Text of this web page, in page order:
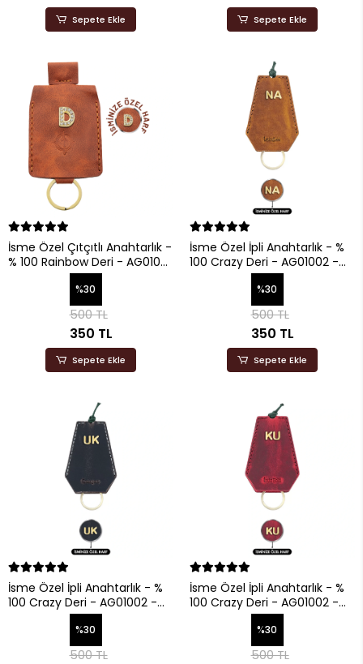
Sepete Ekle Sepete Ekle
İsme Özel Çıtçıtlı Anahtarlık -
% 100 Rainbow Deri - AG01001
%30
500 TL
350 TL
Sepete Ekle
İsme Özel İpli Anahtarlık - %
100 Crazy Deri - AG01002 -
%30
500 TL
350 TL
Sepete Ekle
İsme Özel İpli Anahtarlık - %
100 Crazy Deri - AG01002 -
%30
500 TL
İsme Özel İpli Anahtarlık - %
100 Crazy Deri - AG01002 -
%30
500 TL